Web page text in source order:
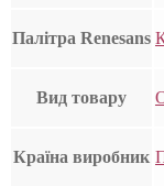
Палітра Renesans
Вид товару
Країна виробник